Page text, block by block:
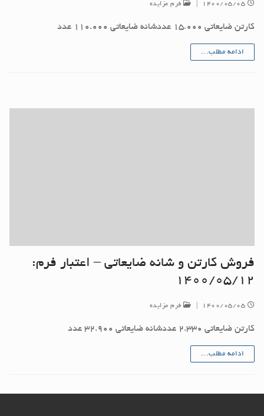
۱۴۰۰/۰۵/۰۵ فرم مزایده
کارتن ضایعاتی ۱۵.۰۰۰ عددشانه ضایعاتی ۱۱۰.۰۰۰ عدد
ادامه مطلب...
فروش کارتن و شانه ضایعاتی – اعتبار فرم:
۱۴۰۰/۰۵/۱۲
۱۴۰۰/۰۵/۰۵ فرم مزایده
کارتن ضایعاتی ۲.۳۳۰ عددشانه ضایعاتی ۳۲.۹۰۰ عدد
ادامه مطلب...